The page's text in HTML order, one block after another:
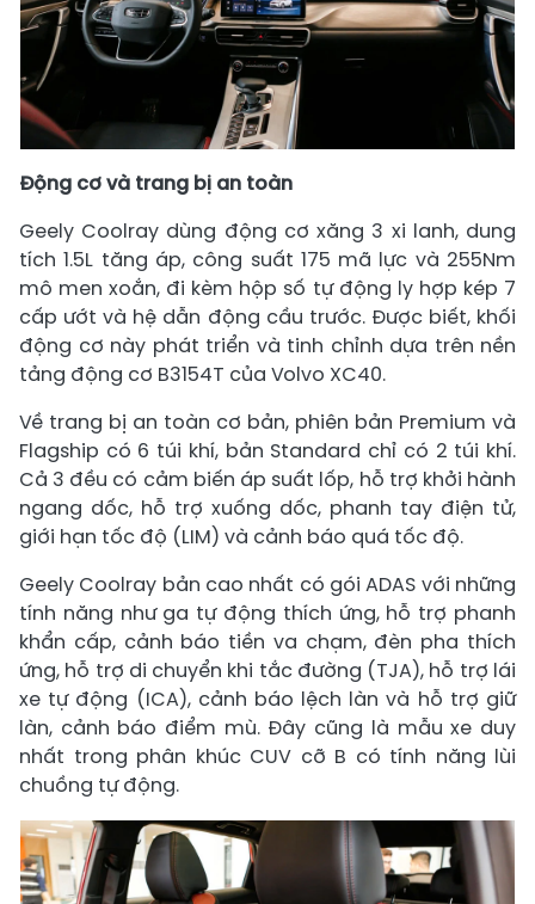
Động cơ và trang bị an toàn
Geely Coolray dùng động cơ xăng 3 xi lanh, dung
tích 1.5L tăng áp, công suất 175 mã lực và 255Nm
mô men xoắn, đi kèm hộp số tự động ly hợp kép 7
cấp ướt và hệ dẫn động cầu trước. Được biết, khối
động cơ này phát triển và tinh chỉnh dựa trên nền
tảng động cơ B3154T của Volvo XC40.
Về trang bị an toàn cơ bản, phiên bản Premium và
Flagship có 6 túi khí, bản Standard chỉ có 2 túi khí.
Cả 3 đều có cảm biến áp suất lốp, hỗ trợ khởi hành
ngang dốc, hỗ trợ xuống dốc, phanh tay điện tử,
giới hạn tốc độ (LIM) và cảnh báo quá tốc độ.
Geely Coolray bản cao nhất có gói ADAS với những
tính năng như ga tự động thích ứng, hỗ trợ phanh
khẩn cấp, cảnh báo tiền va chạm, đèn pha thích
ứng, hỗ trợ di chuyển khi tắc đường (TJA), hỗ trợ lái
xe tự động (ICA), cảnh báo lệch làn và hỗ trợ giữ
làn, cảnh báo điểm mù. Đây cũng là mẫu xe duy
nhất trong phân khúc CUV cỡ B có tính năng lùi
chuồng tự động.